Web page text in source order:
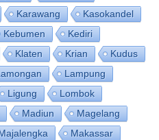
Karawang
Kasokandel
Kebumen
Kediri
Klaten Krian
Kudus
Lampung
Ligung
Lombok
Madiun
Magelang
Makassar